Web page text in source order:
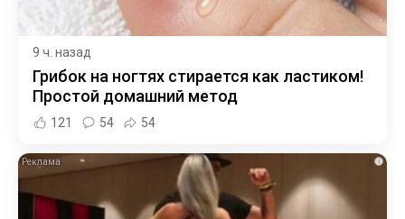
9 ч. назад
Грибок на ногтях стирается как ластиком!
Простой домашний метод
121 54 54
i